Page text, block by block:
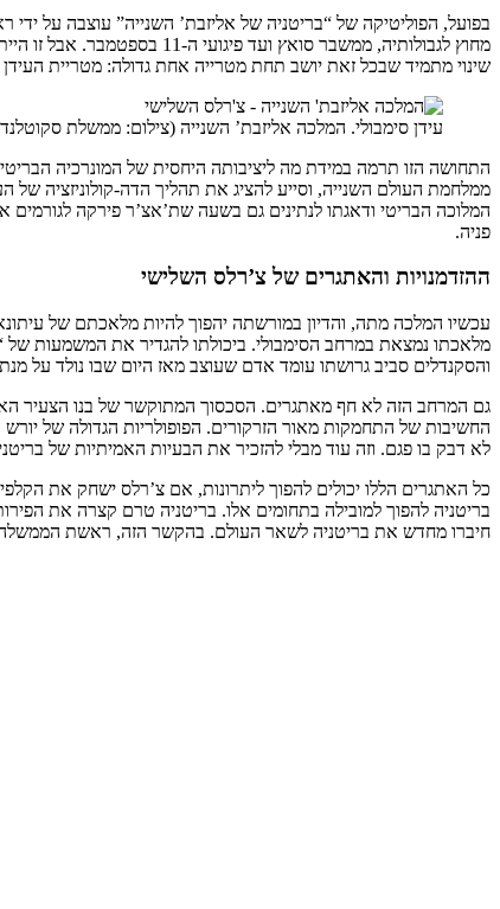
בפועל, הפוליטיקה של “בריטניה של אליזבת’ השנייה” עוצבה על
מחוץ לגבולותיה, ממשבר
שינוי מתמיד שבכל זאת יושב תחת מטרייה אחת גדולה: מטריית העידן
עידן סימבולי. המלכה אליזבת’ השנייה (צילום: ממשלת
ממלחמת העולם השנייה, וסייע להציג את תהליך הדה-קולוניזציה
המלוכה הבריטי ודאגתו לנתינים גם בשעה שת’אצ’ר פירקה
פניה.
ההזדמנויות והאתגרים של צ’רלס השלישי
עכשיו המלכה מתה, והדיון במורשתה יהפוך להיות מלאכתם של
מלאכתו נמצאת במרחב הסימבולי. ביכולתו להגדיר את המשמעות של
והסקנדלים סביב גרושתו עומד אדם שעוצב מאז היום שבו נולד על
גם המרחב הזה לא חף מאתגרים. הסכסוך המתוקשר של בנו הצעיר הארי
החשיבות של התחמקות מאור הזרקורים. הפופולריות הגדולה של
לא דבק בו פגם. וזה עוד מבלי להזכיר את הבעיות האמיתיות של
כל האתגרים הללו יכולים להפוך ליתרונות, אם צ’רלס ישחק את
בריטניה להפוך למובילה בתחומים אלו. בריטניה טרם קצרה את
חיברו מחדש את בריטניה לשאר העולם. בהקשר הזה, ראשת הממשלה